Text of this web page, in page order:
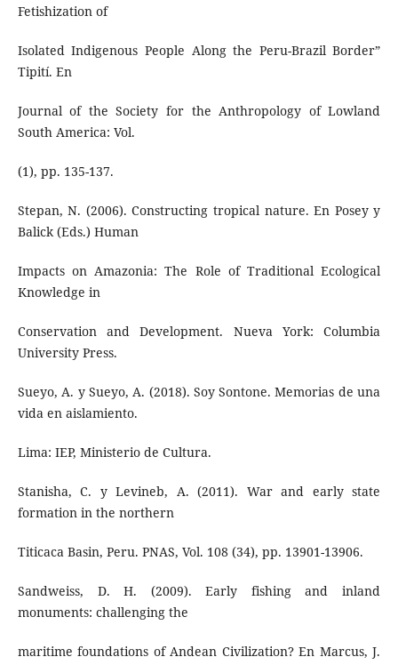
Fetishization of
Isolated Indigenous People Along the Peru-Brazil Border”
Tipití. En
Journal of the Society for the Anthropology of Lowland
South America: Vol.
(1), pp. 135-137.
Stepan, N. (2006). Constructing tropical nature. En Posey y
Balick (Eds.) Human
Impacts on Amazonia: The Role of Traditional Ecological
Knowledge in
Conservation and Development. Nueva York: Columbia
University Press.
Sueyo, A. y Sueyo, A. (2018). Soy Sontone. Memorias de una
vida en aislamiento.
Lima: IEP, Ministerio de Cultura.
Stanisha, C. y Levineb, A. (2011). War and early state
formation in the northern
Titicaca Basin, Peru. PNAS, Vol. 108 (34), pp. 13901-13906.
Sandweiss, D. H. (2009). Early fishing and inland
monuments: challenging the
maritime foundations of Andean Civilization? En Marcus, J.